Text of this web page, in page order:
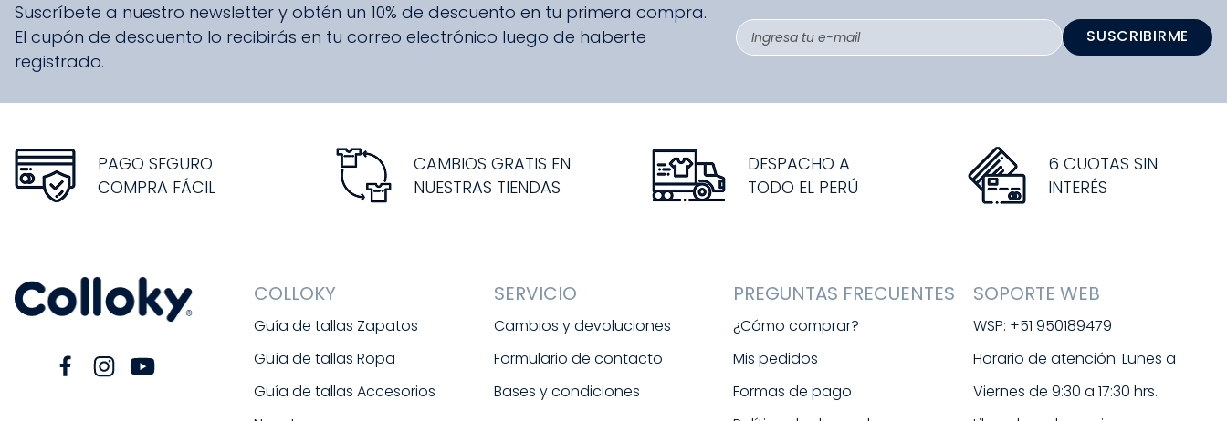
Suscríbete a nuestro newsletter y obtén un 10% de descuento en tu primera compra.
El cupón de descuento lo recibirás en tu correo electrónico luego de haberte
registrado.
SUSCRIBIRME
PAGO SEGURO
COMPRA FÁCIL
CAMBIOS GRATIS EN
NUESTRAS TIENDAS
DESPACHO A
TODO EL PERÚ
6 CUOTAS SIN
INTERÉS
COLLOKY
Guía de tallas Zapatos
Guía de tallas Ropa
Guía de tallas Accesorios
SERVICIO
Cambios y devoluciones
Formulario de contacto
Bases y condiciones
PREGUNTAS FRECUENTES
¿Cómo comprar?
Mis pedidos
Formas de pago
SOPORTE WEB
WSP: +51 950189479
Horario de atención: Lunes a
Viernes de 9:30 a 17:30 hrs.